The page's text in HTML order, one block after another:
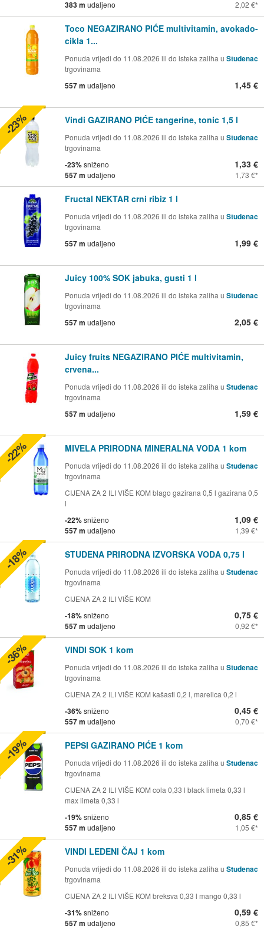
383 m udaljeno 2,02 €
Toco NEGAZIRANO PIĆE multivitamin, avokado-
cikla 1...
Ponuda vrijedi do 11.08.2026 ili do isteka zaliha u Studenac
trgovinama
557 m udaljeno 1,45 €
Vindi GAZIRANO PIĆE tangerine, tonic 1,5 l
Ponuda vrijedi do 11.08.2026 ili do isteka zaliha u Studenac
trgovinama
-23%sniženo
557 m udaljeno
1,33 €
1,73 €
-23%
Fructal NEKTAR crni ribiz 1 l
Ponuda vrijedi do 11.08.2026 ili do isteka zaliha u Studenac
trgovinama
557 m udaljeno 1,99 €
Juicy 100% SOK jabuka, gusti 1 l
Ponuda vrijedi do 11.08.2026 ili do isteka zaliha u Studenac
trgovinama
557 m udaljeno 2,05 €
Juicy fruits NEGAZIRANO PIĆE multivitamin,
crvena...
Ponuda vrijedi do 11.08.2026 ili do isteka zaliha u Studenac
trgovinama
557 m udaljeno 1,59 €
MIVELA PRIRODNA MINERALNA VODA 1 kom
Ponuda vrijedi do 11.08.2026 ili do isteka zaliha u Studenac
trgovinama
CIJENA ZA 2 ILI VIŠE KOM blago gazirana 0,5 l gazirana 0,5
l
-22%sniženo
557 m udaljeno
1,09 €
1,39 €
-22%
STUDENA PRIRODNA IZVORSKA VODA 0,75 l
Ponuda vrijedi do 11.08.2026 ili do isteka zaliha u Studenac
trgovinama
CIJENA ZA 2 ILI VIŠE KOM
-18%sniženo
557 m udaljeno
0,75 €
0,92 €
-18%
VINDI SOK 1 kom
Ponuda vrijedi do 11.08.2026 ili do isteka zaliha u Studenac
trgovinama
CIJENA ZA 2 ILI VIŠE KOM kašasti 0,2 l, marelica 0,2 l
-36%sniženo
557 m udaljeno
0,45 €
0,70 €
-36%
PEPSI GAZIRANO PIĆE 1 kom
Ponuda vrijedi do 11.08.2026 ili do isteka zaliha u Studenac
trgovinama
CIJENA ZA 2 ILI VIŠE KOM cola 0,33 l black limeta 0,33 l
max limeta 0,33 l
-19%sniženo
557 m udaljeno
0,85 €
1,05 €
-19%
VINDI LEDENI ČAJ 1 kom
Ponuda vrijedi do 11.08.2026 ili do isteka zaliha u Studenac
trgovinama
CIJENA ZA 2 ILI VIŠE KOM breksva 0,33 l mango 0,33 l
-31%sniženo
557 m udaljeno
0,59 €
0,85 €
-31%